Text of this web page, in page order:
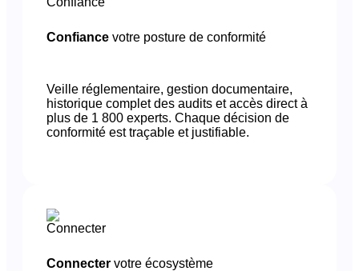
Confiance votre posture de conformité
Veille réglementaire, gestion documentaire,
historique complet des audits et accès direct à
plus de 1 800 experts. Chaque décision de
conformité est traçable et justifiable.
Connecter votre écosystème